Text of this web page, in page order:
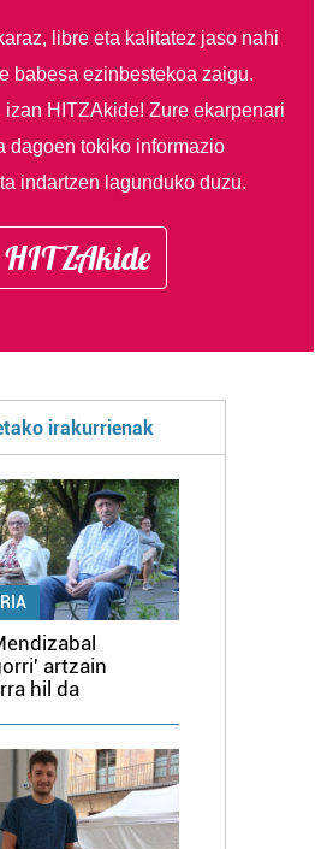
libre eta kalitatez jaso nahi
babesa ezinbestekoa zaigu.
izan HITZAkide!Zure ekarpenari
dagoen tokiko informazio
indartzen lagunduko duzu.
HITZAkide
irakurrienak
artzain
hil da